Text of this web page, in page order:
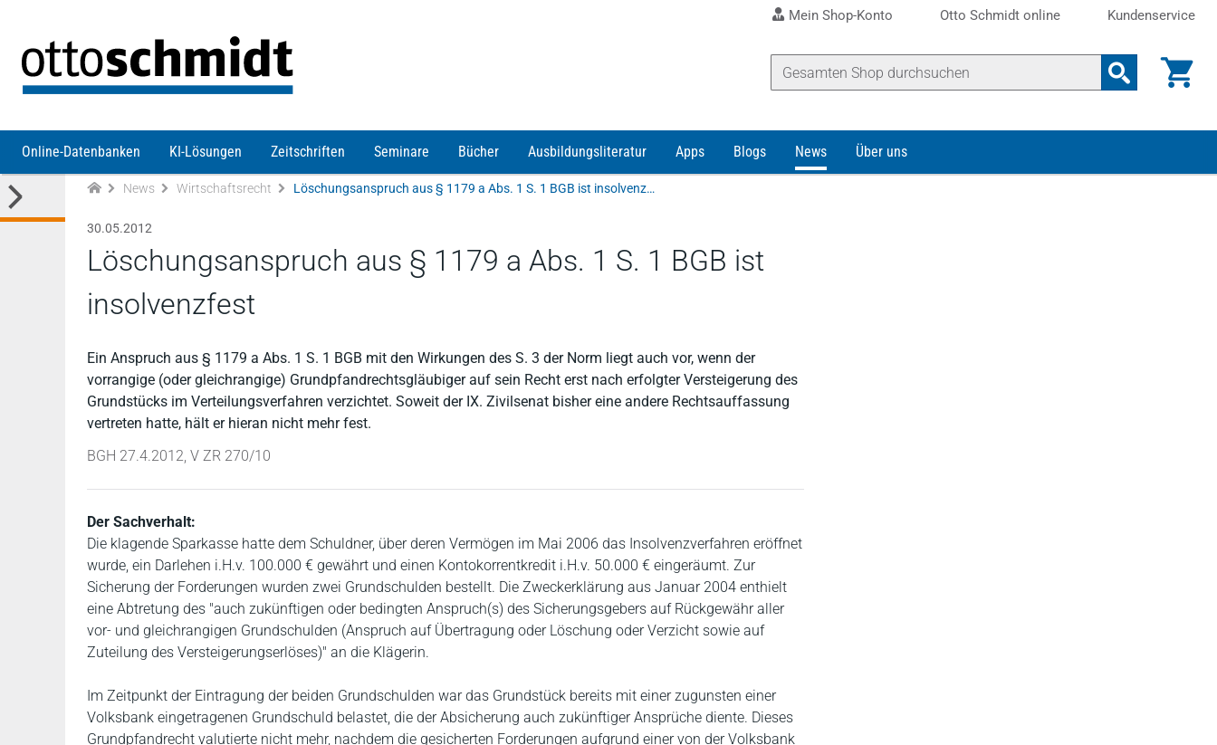
Mein Shop-Konto Otto Schmidt online Kundenservice
Online-Datenbanken KI-Lösungen Zeitschriften Seminare Bücher Ausbildungsliteratur Apps Blogs News Über uns
News Wirtschaftsrecht Löschungsanspruch aus § 1179 a Abs. 1 S. 1 BGB ist insolvenzfest
30.05.2012
Löschungsanspruch aus § 1179 a Abs. 1 S. 1 BGB ist
insolvenzfest
Ein Anspruch aus § 1179 a Abs. 1 S. 1 BGB mit den Wirkungen des S. 3 der Norm liegt auch vor, wenn der
vorrangige (oder gleichrangige) Grundpfandrechtsgläubiger auf sein Recht erst nach erfolgter Versteigerung des
Grundstücks im Verteilungsverfahren verzichtet. Soweit der IX. Zivilsenat bisher eine andere Rechtsauffassung
vertreten hatte, hält er hieran nicht mehr fest.
BGH 27.4.2012, V ZR 270/10
Der Sachverhalt:
Die klagende Sparkasse hatte dem Schuldner, über deren Vermögen im Mai 2006 das Insolvenzverfahren eröffnet
wurde, ein Darlehen i.H.v. 100.000 € gewährt und einen Kontokorrentkredit i.H.v. 50.000 € eingeräumt. Zur
Sicherung der Forderungen wurden zwei Grundschulden bestellt. Die Zweckerklärung aus Januar 2004 enthielt
eine Abtretung des "auch zukünftigen oder bedingten Anspruch(s) des Sicherungsgebers auf Rückgewähr aller
vor- und gleichrangigen Grundschulden (Anspruch auf Übertragung oder Löschung oder Verzicht sowie auf
Zuteilung des Versteigerungserlöses)" an die Klägerin.
Im Zeitpunkt der Eintragung der beiden Grundschulden war das Grundstück bereits mit einer zugunsten einer
Volksbank eingetragenen Grundschuld belastet, die der Absicherung auch zukünftiger Ansprüche diente. Dieses
Grundpfandrecht valutierte nicht mehr, nachdem die gesicherten Forderungen aufgrund einer von der Volksbank